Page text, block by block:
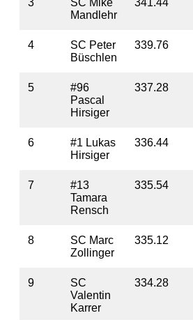
3
SC Mike
Mandlehr
341.44
4
SC Peter
Büschlen
339.76
5
#96
Pascal
Hirsiger
337.28
6
#1 Lukas
Hirsiger
336.44
7
#13
Tamara
Rensch
335.54
8
SC Marc
Zollinger
335.12
9
SC
Valentin
Karrer
334.28